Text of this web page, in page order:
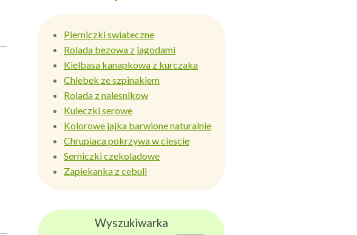
Pierniczki swiateczne
Rolada bezowa z jagodami
Kielbasa kanapkowa z kurczaka
Chlebek ze szpinakiem
Rolada z nalesnikow
Kuleczki serowe
Kolorowe jajka barwione naturalnie
Chrupiaca pokrzywa w ciescie
Serniczki czekoladowe
Zapiekanka z cebuli
Wyszukiwarka